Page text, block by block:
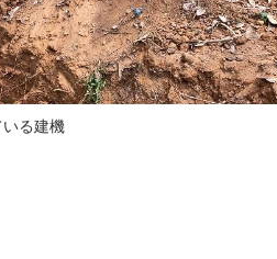
る建機